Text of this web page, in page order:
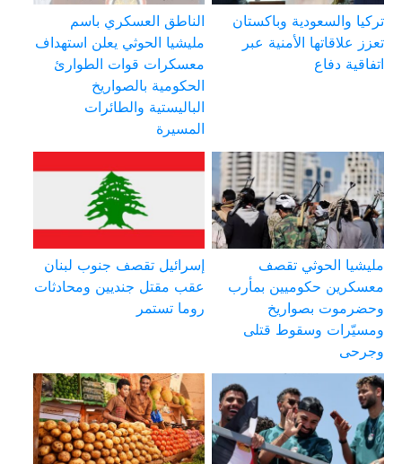
تركيا والسعودية وباكستان
تعزز علاقاتها الأمنية عبر
اتفاقية دفاع
الناطق العسكري باسم
مليشيا الحوثي يعلن استهداف
معسكرات قوات الطوارئ
الحكومية بالصواريخ
الباليستية والطائرات
المسيرة
مليشيا الحوثي تقصف
معسكرين حكوميين بمأرب
وحضرموت بصواريخ
ومسيّرات وسقوط قتلى
وجرحى
إسرائيل تقصف جنوب لبنان
عقب مقتل جنديين ومحادثات
روما تستمر